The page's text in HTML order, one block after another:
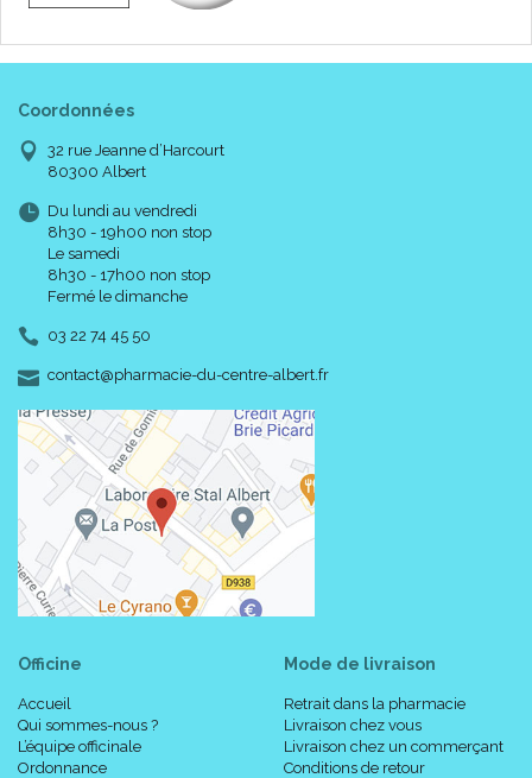
Coordonnées
32 rue Jeanne d’Harcourt
80300 Albert
Du lundi au vendredi
8h30 - 19h00 non stop
Le samedi
8h30 - 17h00 non stop
Fermé le dimanche
03 22 74 45 50
contact-
@-
pharmacie-du-centre-albert.fr
Officine
Accueil
Qui sommes-nous ?
L’équipe officinale
Ordonnance
Mode de livraison
Retrait dans la pharmacie
Livraison chez vous
Livraison chez un commerçant
Conditions de retour